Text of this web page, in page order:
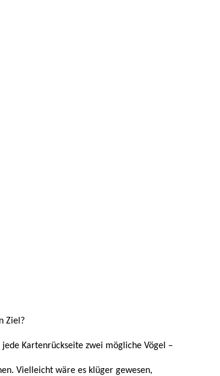
Ziel?
Kartenrückseite zwei mögliche Vögel –
Vielleicht wäre es klüger gewesen,